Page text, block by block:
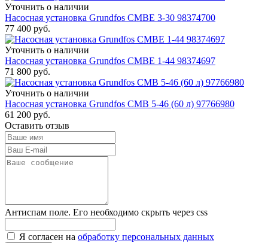
Уточнить о наличии
Насосная установка Grundfos CMBE 3-30 98374700
77 400 руб.
Уточнить о наличии
Насосная установка Grundfos CMBE 1-44 98374697
71 800 руб.
Уточнить о наличии
Насосная установка Grundfos CMB 5-46 (60 л) 97766980
61 200 руб.
Оставить отзыв
Антиспам поле. Его необходимо скрыть через css
Я согласен на обработку персональных данных